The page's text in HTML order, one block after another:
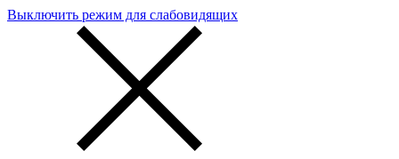
Выключить режим для слабовидящих